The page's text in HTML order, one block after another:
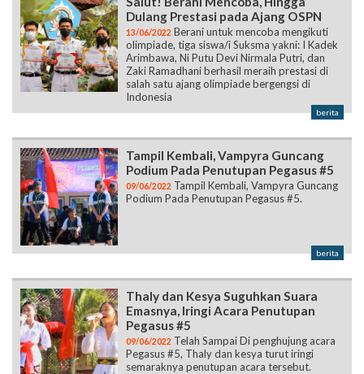
Dulang Prestasi pada Ajang OSPN
13/06/2022 Berani untuk mencoba mengikuti
olimpiade, tiga siswa/i Suksma yakni: I Kadek
Arimbawa, Ni Putu Devi Nirmala Putri, dan
Zaki Ramadhani berhasil meraih prestasi di
salah satu ajang olimpiade bergengsi di
Indonesia
berita
Tampil Kembali, Vampyra Guncang
Podium Pada Penutupan Pegasus #5
09/06/2022 Tampil Kembali, Vampyra Guncang
Podium Pada Penutupan Pegasus #5.
berita
Thaly dan Kesya Suguhkan Suara
Emasnya, Iringi Acara Penutupan
Pegasus #5
09/06/2022 Telah Sampai Di penghujung acara
Pegasus #5, Thaly dan kesya turut iringi
semaraknya penutupan acara tersebut.